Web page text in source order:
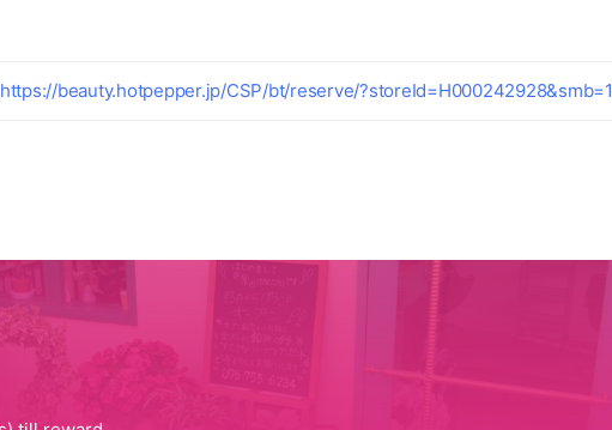
https://beauty.hotpepper.jp/CSP/bt/reserve/?storeId=H000242928&smb=1